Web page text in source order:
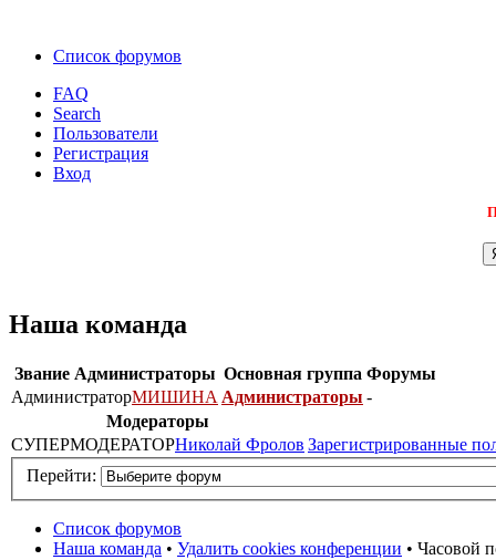
Список форумов
FAQ
Search
Пользователи
Регистрация
Вход
Наша команда
Звание Администраторы Основная группа Форумы
АдминистраторМИШИНА Администраторы -
Модераторы
СУПЕРМОДЕРАТОРНиколай Фролов Зарегистрированные
Перейти:
Список форумов
Наша команда • Удалить cookies конференции • Часовой